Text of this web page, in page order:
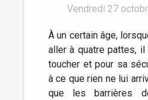
Vendredi 27
À un certain âge,
aller à quatre pattes, il
toucher et pour sa
à ce que rien ne lui
que les barrières